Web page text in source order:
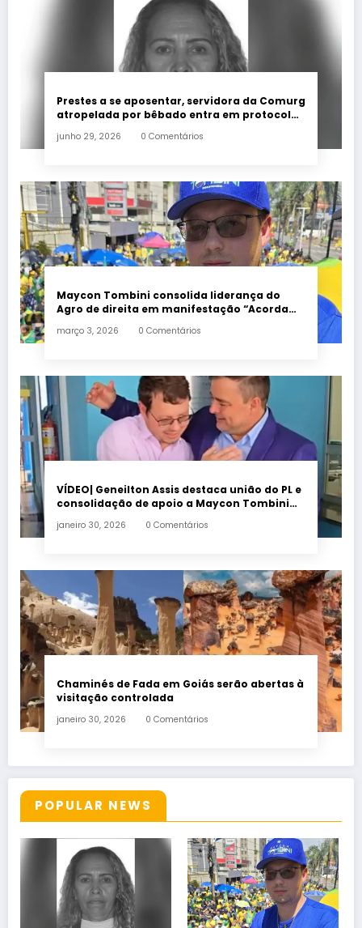
Prestes a se aposentar, servidora da Comurg
atropelada por bêbado entra em protocolo
junho 29, 2026 0 Comentários
Maycon Tombini consolida liderança do
Agro de direita em manifestação “Acorda
março 3, 2026 0 Comentários
VÍDEO| Geneilton Assis destaca união do PL e
consolidação de apoio a Maycon Tombini
janeiro 30, 2026 0 Comentários
Chaminés de Fada em Goiás serão abertas à
visitação controlada
janeiro 30, 2026 0 Comentários
POPULAR NEWS